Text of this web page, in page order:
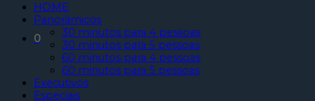
0
HOME
Panorâmicos
30 minutos para 4 pessoas
30 minutos para 5 pessoas
60 minutos para 4 pessoas
60 minutos para 5 pessoas
Executivos
Especiais